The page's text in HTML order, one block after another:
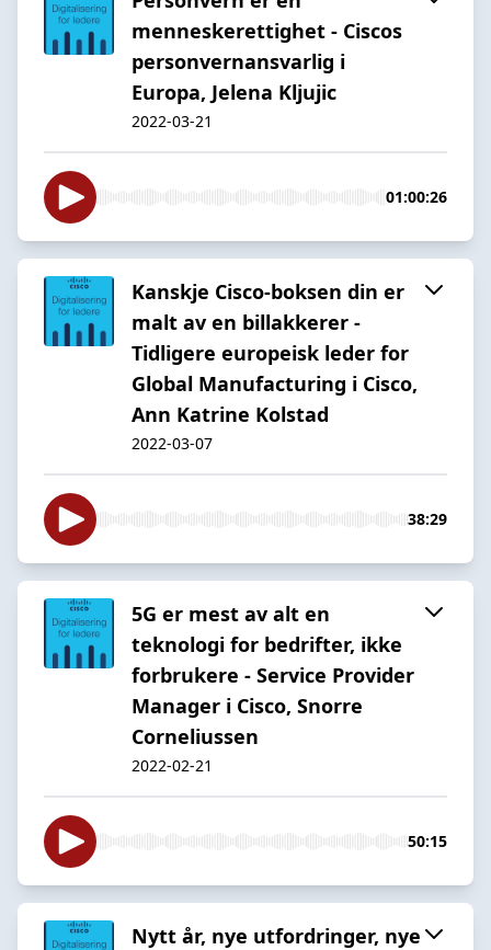
menneskerettighet - Ciscos
personvernansvarlig i
Europa, Jelena Kljujic
2022-03-21
01:00:26
Kanskje Cisco-boksen din er
malt av en billakkerer -
Tidligere europeisk leder for
Global Manufacturing i Cisco,
Ann Katrine Kolstad
2022-03-07
38:29
5G er mest av alt en
teknologi for bedrifter, ikke
forbrukere - Service Provider
Manager i Cisco, Snorre
Corneliussen
2022-02-21
50:15
Nytt år, nye utfordringer, nye